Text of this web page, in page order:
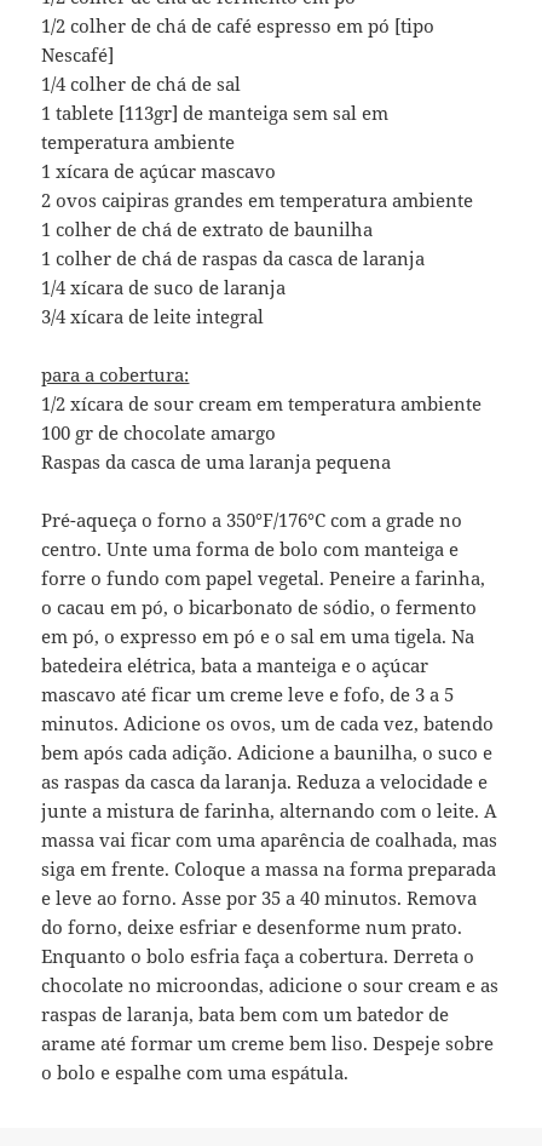
1/2 colher de chá de café espresso em pó [tipo
Nescafé]
1/4 colher de chá de sal
1 tablete [113gr] de manteiga sem sal em
temperatura ambiente
1 xícara de açúcar mascavo
2 ovos caipiras grandes em temperatura ambiente
1 colher de chá de extrato de baunilha
1 colher de chá de raspas da casca de laranja
1/4 xícara de suco de laranja
3/4 xícara de leite integral
para a cobertura:
1/2 xícara de sour cream em temperatura ambiente
100 gr de chocolate amargo
Raspas da casca de uma laranja pequena
Pré-aqueça o forno a 350°F/176°C com a grade no
centro. Unte uma forma de bolo com manteiga e
forre o fundo com papel vegetal. Peneire a farinha,
o cacau em pó, o bicarbonato de sódio, o fermento
em pó, o expresso em pó e o sal em uma tigela. Na
batedeira elétrica, bata a manteiga e o açúcar
mascavo até ficar um creme leve e fofo, de 3 a 5
minutos. Adicione os ovos, um de cada vez, batendo
bem após cada adição. Adicione a baunilha, o suco e
as raspas da casca da laranja. Reduza a velocidade e
junte a mistura de farinha, alternando com o leite. A
massa vai ficar com uma aparência de coalhada, mas
siga em frente. Coloque a massa na forma preparada
e leve ao forno. Asse por 35 a 40 minutos. Remova
do forno, deixe esfriar e desenforme num prato.
Enquanto o bolo esfria faça a cobertura. Derreta o
chocolate no microondas, adicione o sour cream e as
raspas de laranja, bata bem com um batedor de
arame até formar um creme bem liso. Despeje sobre
o bolo e espalhe com uma espátula.